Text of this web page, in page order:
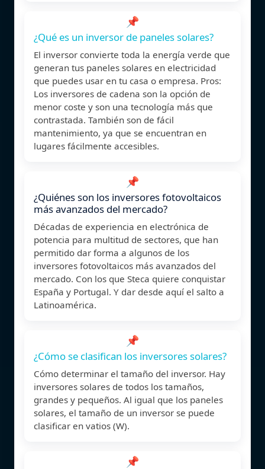
📌
¿Qué es un inversor de paneles solares?
El inversor convierte toda la energía verde que
generan tus paneles solares en electricidad
que puedes usar en tu casa o empresa. Pros:
Los inversores de cadena son la opción de
menor coste y son una tecnología más que
contrastada. También son de fácil
mantenimiento, ya que se encuentran en
lugares fácilmente accesibles.
📌
¿Quiénes son los inversores fotovoltaicos
más avanzados del mercado?
Décadas de experiencia en electrónica de
potencia para multitud de sectores, que han
permitido dar forma a algunos de los
inversores fotovoltaicos más avanzados del
mercado. Con los que Steca quiere conquistar
España y Portugal. Y dar desde aquí el salto a
Latinoamérica.
📌
¿Cómo se clasifican los inversores solares?
Cómo determinar el tamaño del inversor. Hay
inversores solares de todos los tamaños,
grandes y pequeños. Al igual que los paneles
solares, el tamaño de un inversor se puede
clasificar en vatios (W).
📌